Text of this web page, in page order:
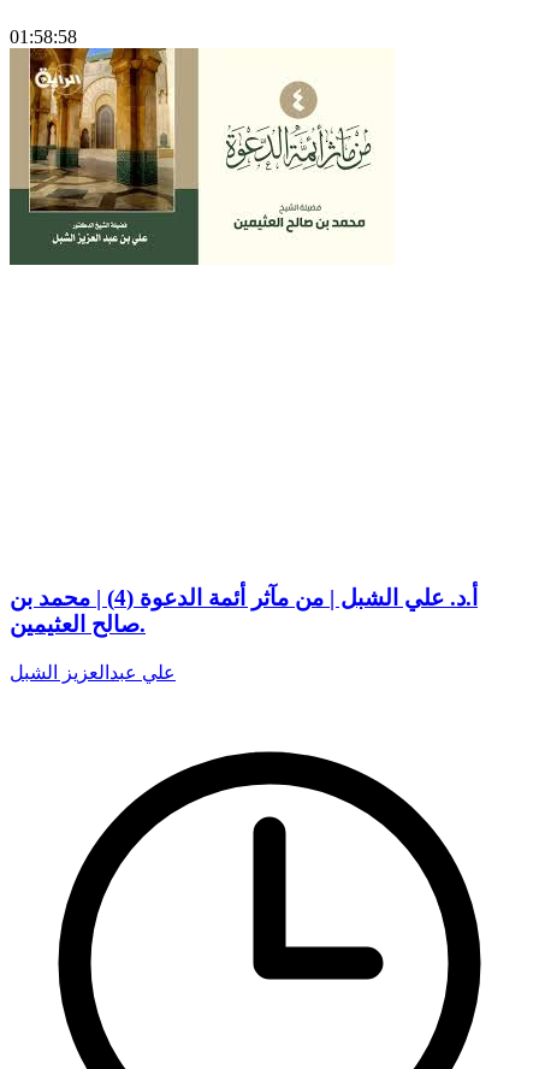
01:58:58
أ.د. علي الشبل | من مآثر أئمة الدعوة (4) | محمد بن
صالح العثيمين.
علي عبدالعزيز الشبل